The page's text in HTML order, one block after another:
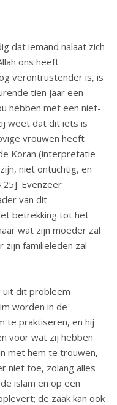
dat iemand nalaat zich
ons heeft
verontrustender is, is
tien jaar een
hebben met een niet-
weet dat dit iets is
vrouwen heeft
Koran (interpretatie
niet ontuchtig, en
Evenzeer
van dit
betrekking tot het
wat zijn moeder zal
zijn familieleden zal
uit dit probleem
worden in de
te praktiseren, en hij
voor wat zij hebben
met hem te trouwen,
niet toe, zolang alles
islam en op een
de zaak kan ook